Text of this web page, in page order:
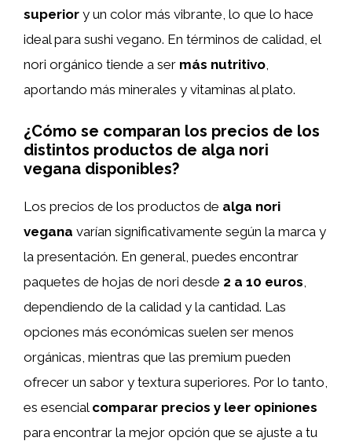
superior y un color más vibrante, lo que lo hace
ideal para sushi vegano. En términos de calidad, el
nori orgánico tiende a ser más nutritivo
aportando más minerales y vitaminas al plato.
¿Cómo se comparan los precios de los
distintos productos de alga nori
vegana disponibles?
Los precios de los productos de alga nori
vegana varían significativamente según la marca y
la presentación. En general, puedes encontrar
paquetes de hojas de nori desde 2 a 10 euros,
dependiendo de la calidad y la cantidad. Las
opciones más económicas suelen ser menos
orgánicas, mientras que las premium pueden
ofrecer un sabor y textura superiores. Por lo tanto,
es esencial comparar precios y leer opiniones
para encontrar la mejor opción que se ajuste a tu